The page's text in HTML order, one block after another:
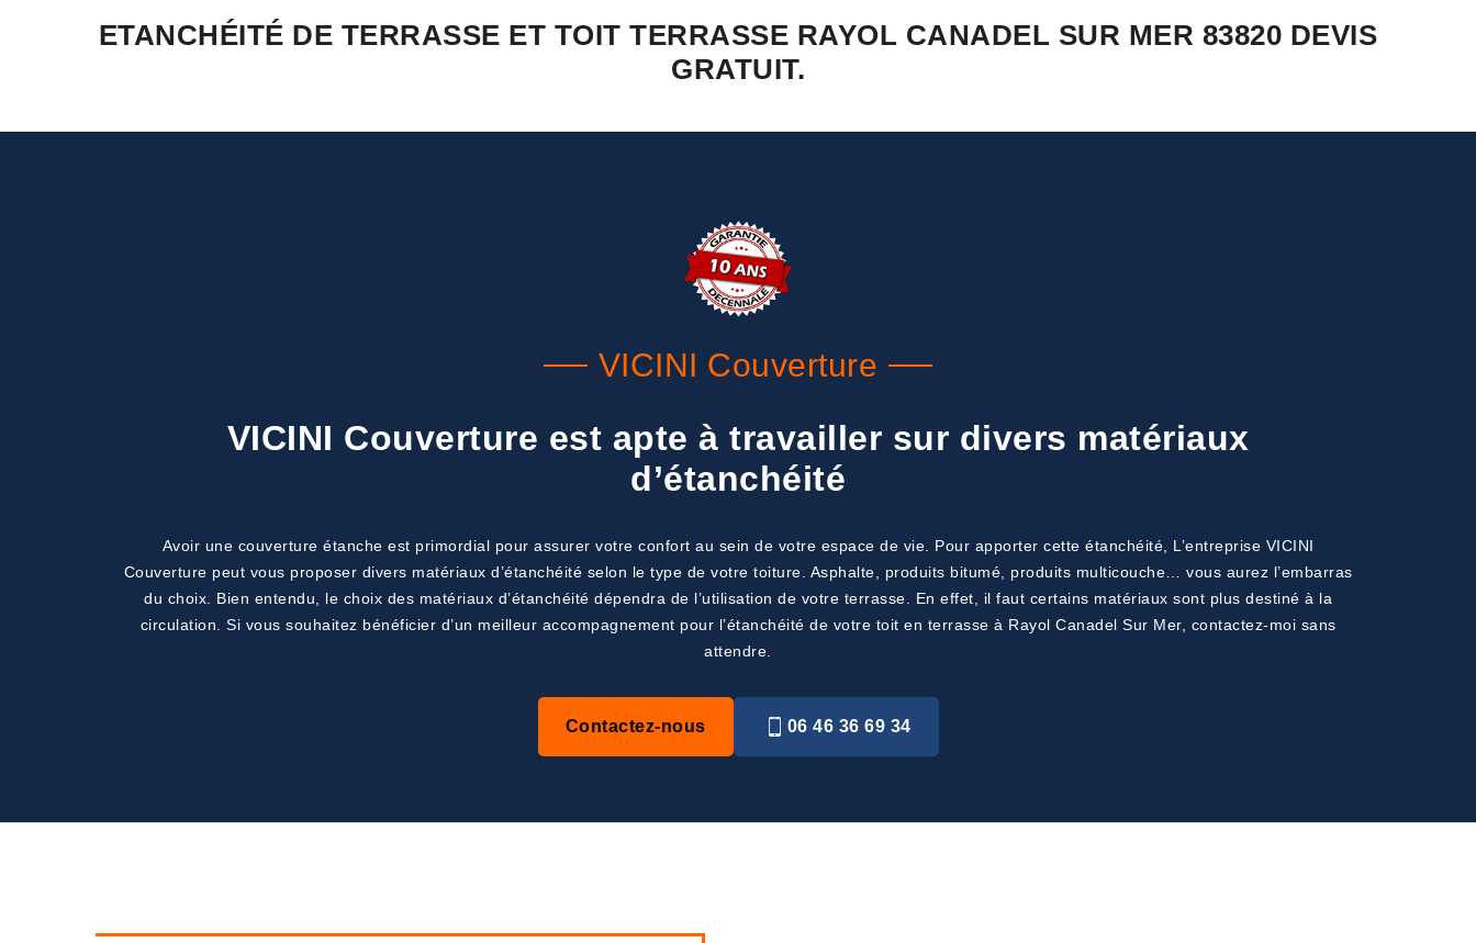
ETANCHÉITÉ DE TERRASSE ET TOIT TERRASSE RAYOL CANADEL SUR MER 83820 DEVIS
GRATUIT.
VICINI Couverture
VICINI Couverture est apte à travailler sur divers matériaux
d’étanchéité
Avoir une couverture étanche est primordial pour assurer votre confort au sein de votre espace de vie. Pour apporter cette étanchéité, L’entreprise VICINI
Couverture peut vous proposer divers matériaux d’étanchéité selon le type de votre toiture. Asphalte, produits bitumé, produits multicouche… vous aurez l’embarras
du choix. Bien entendu, le choix des matériaux d’étanchéité dépendra de l’utilisation de votre terrasse. En effet, il faut certains matériaux sont plus destiné à la
circulation. Si vous souhaitez bénéficier d’un meilleur accompagnement pour l’étanchéité de votre toit en terrasse à Rayol Canadel Sur Mer, contactez-moi sans
attendre.
Contactez-nous 06 46 36 69 34